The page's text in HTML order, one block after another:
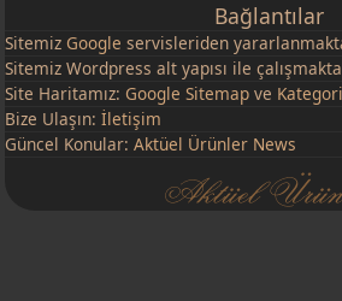
Bağlantılar
Sitemiz Google servisleriden
Sitemiz Wordpress alt yapısı ile
Site Haritamız: Google Sitemap ve
Bize Ulaşın:İletişim
Güncel Konular:Aktüel Ürünler News